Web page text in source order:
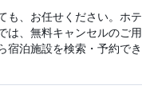
も、お任せください。ホテ
は、無料キャンセルのご用
宿泊施設を検索・予約でき